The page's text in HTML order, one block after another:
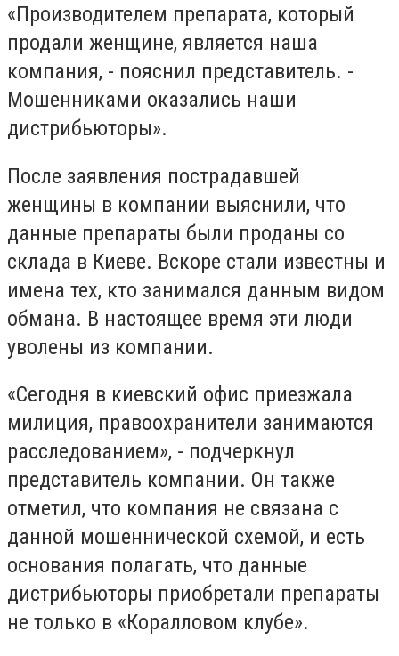
«Производителем препарата, который
продали женщине, является наша
компания, - пояснил представитель. -
Мошенниками оказались наши
дистрибьюторы».
После заявления пострадавшей
женщины в компании выяснили, что
данные препараты были проданы со
склада в Киеве. Вскоре стали известны и
имена тех, кто занимался данным видом
обмана. В настоящее время эти люди
уволены из компании.
«Сегодня в киевский офис приезжала
милиция, правоохранители занимаются
расследованием», - подчеркнул
представитель компании. Он также
отметил, что компания не связана с
данной мошеннической схемой, и есть
основания полагать, что данные
дистрибьюторы приобретали препараты
не только в «Коралловом клубе».